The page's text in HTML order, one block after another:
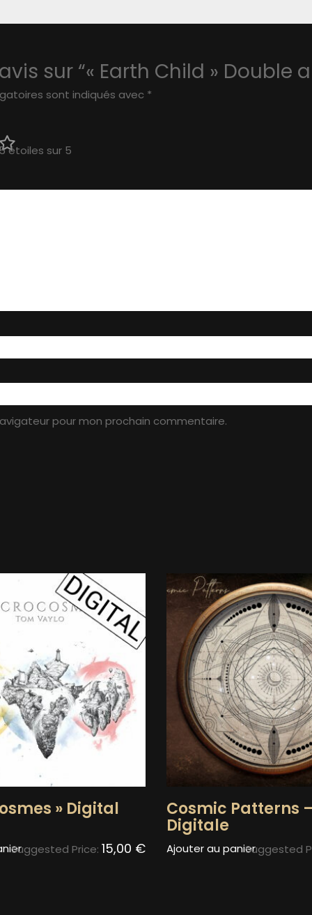
sur “« Earth Child » Double
sont indiqués avec *
étoiles sur 5
pour mon prochain commentaire.
» Digital
Suggested Price: 15,00 €
Cosmic Patterns
Digitale
Ajouter au panierSuggested